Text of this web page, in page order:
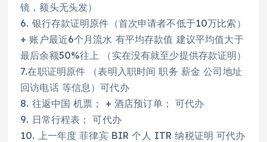
镜，额头无头发）
6. 银行存款证明原件（首次申请者不低于10万比索）
+ 账户最近6个月流水 有平均存款值 建议平均值大于
最后余额50%往上 （实在没有就至少提供存款证明）
7.在职证明原件 （表明入职时间 职务 薪金 公司地址
回访电话 等信息）可代办
8. 往返中国 机票； + 酒店预订单； 可代办
9. 日常行程表； 可代办
10. 上一年度 菲律宾 BIR 个人 ITR 纳税证明 可代办